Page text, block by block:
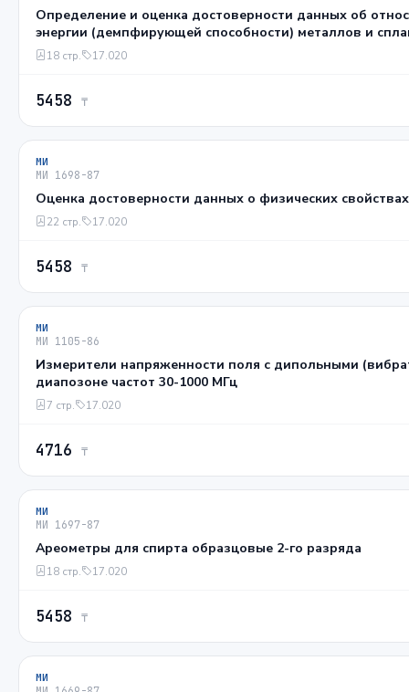
Определение и оценка достоверности данных об
энергии (демпфирующей способности) металлов и
18 стр. 17.020
5458 ₸
МИ
МИ 1698-87
Оценка достоверности данных о физических
22 стр. 17.020
5458 ₸
МИ
МИ 1105-86
Измерители напряженности поля с дипольными
диапозоне частот 30-1000 МГц
7 стр. 17.020
4716 ₸
МИ
МИ 1697-87
Ареометры для спирта образцовые 2-го разряда
18 стр. 17.020
5458 ₸
МИ